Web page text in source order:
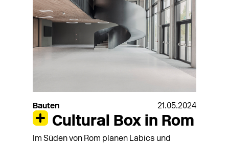
Bauten 21.05.2024
Cultural Box in Rom
Im Süden von Rom planen Labics und